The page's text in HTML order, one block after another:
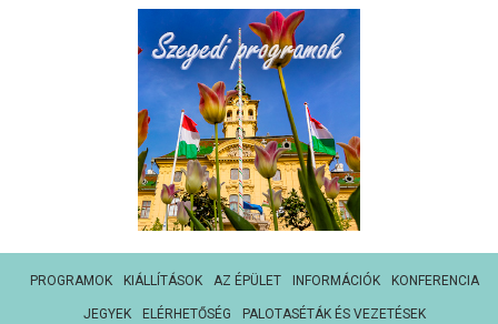
PROGRAMOK KIÁLLÍTÁSOK AZ ÉPÜLET INFORMÁCIÓK KONFERENCIA
JEGYEK ELÉRHETŐSÉG PALOTASÉTÁK ÉS VEZETÉSEK